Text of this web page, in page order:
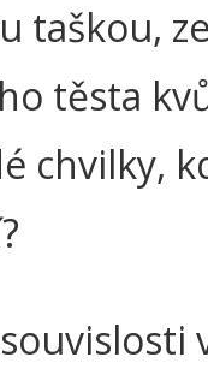
taškou,
těsta
chvilky,